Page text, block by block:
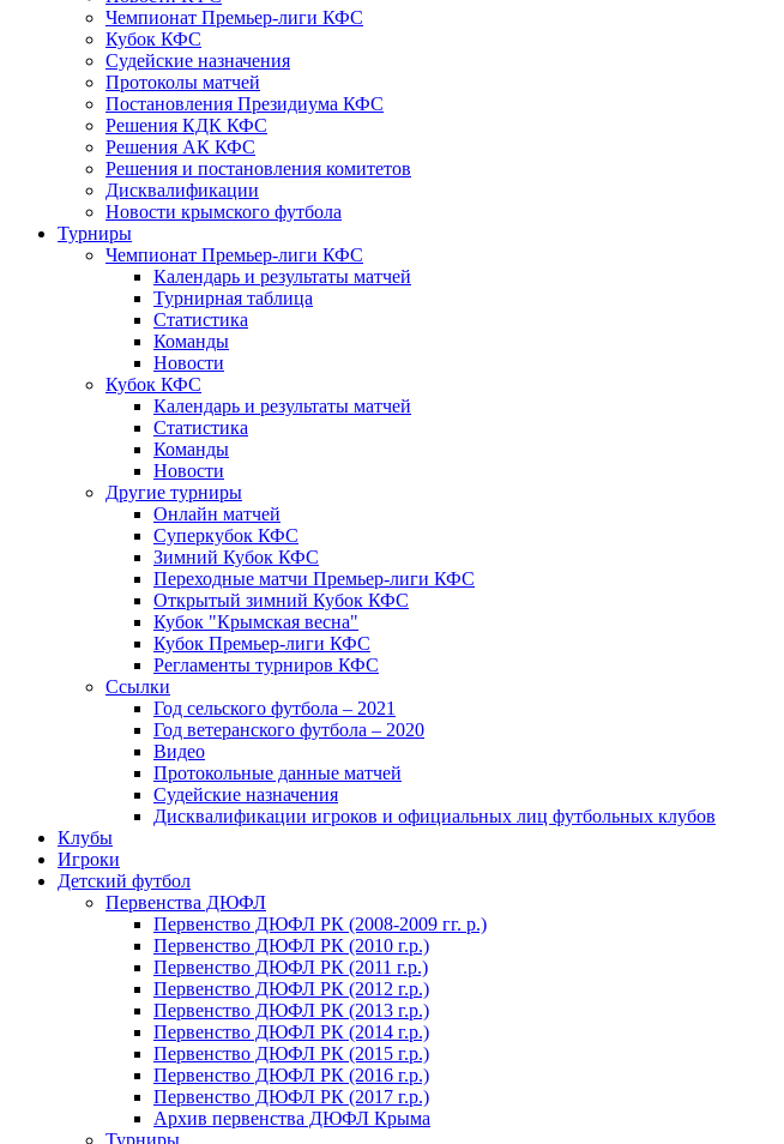
Чемпионат Премьер-лиги КФС
Кубок КФС
Судейские назначения
Протоколы матчей
Постановления Президиума КФС
Решения КДК КФС
Решения АК КФС
Решения и постановления комитетов
Дисквалификации
Новости крымского футбола
Турниры
Чемпионат Премьер-лиги КФС
Календарь и результаты матчей
Турнирная таблица
Статистика
Команды
Новости
Кубок КФС
Календарь и результаты матчей
Статистика
Команды
Новости
Другие турниры
Онлайн матчей
Суперкубок КФС
Зимний Кубок КФС
Переходные матчи Премьер-лиги КФС
Открытый зимний Кубок КФС
Кубок "Крымская весна"
Кубок Премьер-лиги КФС
Регламенты турниров КФС
Ссылки
Год сельского футбола – 2021
Год ветеранского футбола – 2020
Видео
Протокольные данные матчей
Судейские назначения
Дисквалификации игроков и официальных лиц футбольных клубов
Клубы
Игроки
Детский футбол
Первенства ДЮФЛ
Первенство ДЮФЛ РК (2008-2009 гг. р.)
Первенство ДЮФЛ РК (2010 г.р.)
Первенство ДЮФЛ РК (2011 г.р.)
Первенство ДЮФЛ РК (2012 г.р.)
Первенство ДЮФЛ РК (2013 г.р.)
Первенство ДЮФЛ РК (2014 г.р.)
Первенство ДЮФЛ РК (2015 г.р.)
Первенство ДЮФЛ РК (2016 г.р.)
Первенство ДЮФЛ РК (2017 г.р.)
Архив первенства ДЮФЛ Крыма
Турниры